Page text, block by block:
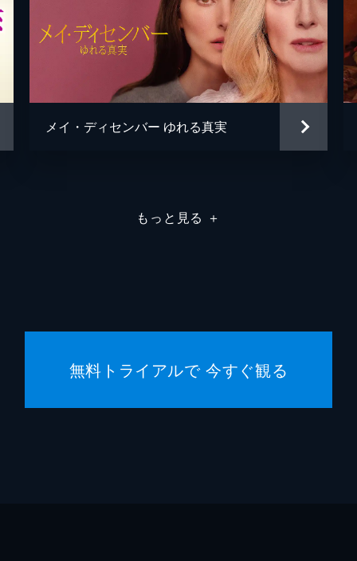
アリ
アン
リック
メイ・ディセンバー ゆれる真実
もっと見る ＋
無料トライアルで 今すぐ観る